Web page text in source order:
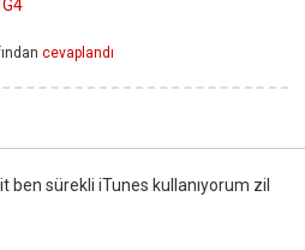
cevaplandı
ben sürekli iTunes kullanıyorum zil